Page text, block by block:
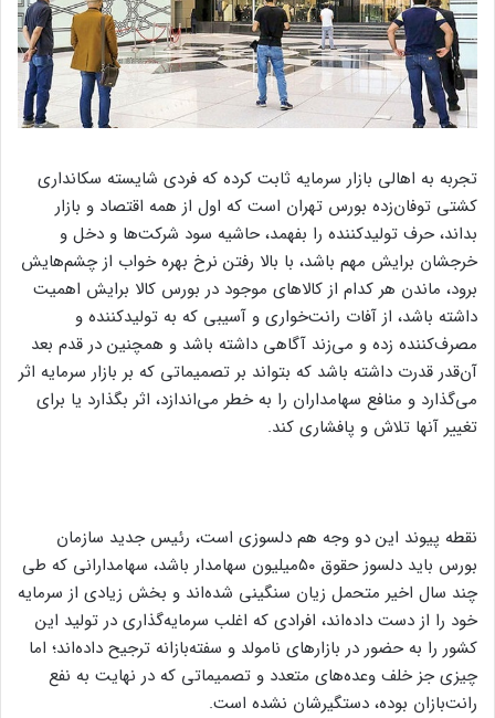
تجربه به اهالی بازار سرمایه ثابت کرده که فردی شایسته سکانداری
کشتی توفان‌زده بورس تهران است که اول از همه اقتصاد و بازار
بداند، حرف تولیدکننده را بفهمد، حاشیه سود شرکت‌ها و دخل و
خرجشان برایش مهم باشد، با بالا رفتن نرخ بهره خواب از چشم‌هایش
برود، ماندن هر کدام از کالاهای موجود در بورس کالا برایش اهمیت
داشته باشد، از آفات رانت‌خواری و آسیبی که به تولید‌کننده و
مصرف‌کننده زده و می‌زند آگاهی داشته باشد و همچنین در قدم بعد
آن‌قدر قدرت داشته باشد که بتواند بر تصمیماتی که بر بازار سرمایه اثر
می‌گذارد و منافع سهامداران را به خطر می‌اندازد، اثر بگذارد یا برای
تغییر آنها تلاش و پافشاری کند.
نقطه پیوند این دو وجه هم دلسوزی است، رئیس جدید سازمان
بورس باید دلسوز حقوق ۵۰میلیون سهامدار باشد، سهامدارانی که طی
چند سال اخیر متحمل زیان سنگینی شده‌اند و بخش زیادی از سرمایه
خود را از دست داده‌اند، افرادی که اغلب سرمایه‌گذاری در تولید این
کشور را به حضور در بازارهای نامولد و سفته‌بازانه ترجیح داده‌اند؛ اما
چیزی جز خلف وعده‌های متعدد و تصمیماتی که در نهایت به نفع
رانت‌بازان بوده، دستگیرشان نشده است.